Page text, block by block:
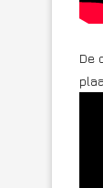
De